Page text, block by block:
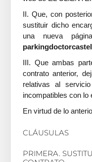
II. Que, con
sustituir dicho
una nueva
III. Que ambas
contrato anterior,
relativas al
incompatibles con lo
En virtud de lo
CLÁUSULAS
PRIMERA.